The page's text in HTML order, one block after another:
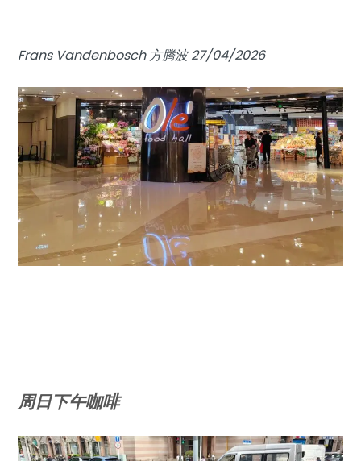
Frans Vandenbosch 方腾波 27/04/2026
周日下午咖啡